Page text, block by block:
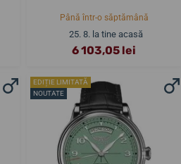
Până într-o săptămână
25. 8. la tine acasă
6 103,05 lei
EDIȚIE LIMITATĂ
NOUTATE